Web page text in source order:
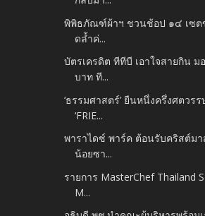
พิพิธภัณฑ์ผ้าฯ ชวนช้อป ๑๔ เซต
ดล้ำค่...
บัตรเครดิต ทีทีบี เอาใจสายกิน
บาท ที...
‘ธรรมศาสตร์’ ยืนหนึ่งครึ่งศตวร
‘FRIE...
พาราไดซ์ พาร์ค ต้อนรับคริสต์ม
น้อยซา...
รายการ MasterChef Thailand
M...